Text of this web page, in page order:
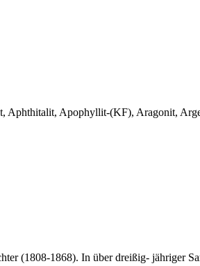
Aphthitalit, Apophyllit-(KF), Aragonit,
(1808-1868). In über dreißig- jähriger